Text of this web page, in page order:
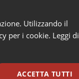
Utilizzando il
per i cookie. Leggi di
ACCETTA TUTTI